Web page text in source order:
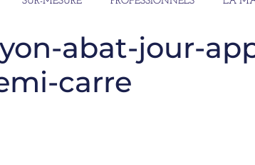
abat-jour-
carre